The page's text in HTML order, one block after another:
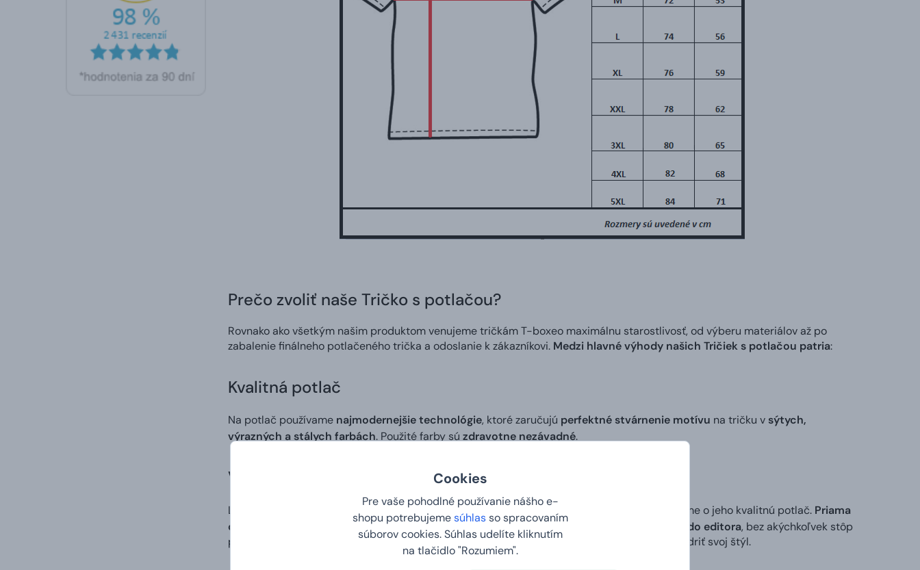
Cookies
Pre vaše pohodlné používanie nášho e-
shopu potrebujemesúhlasso spracovaním
súborov cookies. Súhlas udelíte kliknutím
na tlačidlo "Rozumiem".
Prečo zvoliť naše Tričko s potlačou?
Rovnako ako všetkým našim produktom venujeme tričkám T-boxeo maximálnu starostlivosť, od výberu materiálov až po
zabalenie finálneho potlačeného trička a odoslanie k zákazníkovi.Medzi hlavné výhody našich Tričiek s potlačou patria:
Kvalitná potlač
Na potlač používamenajmodernejšie technológie, ktoré zaručujú perfektné stvárnenie motívu na tričku vsýtych,
výrazných a stálych farbách. Použité farby sú zdravotne nezávadné.
Vlastný dizajn
Ľahko a rýchlo si v našom editore môžete vytvoriť vlastný dizajn na tričko a my sa postaráme o jeho kvalitnú potlač. Priama
digitálna potlač
zaručuje, žemotív na tričku bude presnou kópiou obrázku, ktorý vložíte do editora, bez akýchkoľvek stôp
po procese tlače. Ideálny spôsob, ako niekomu pripraviť skutočne osobitý darček alebo vyjadriť svoj štýl.